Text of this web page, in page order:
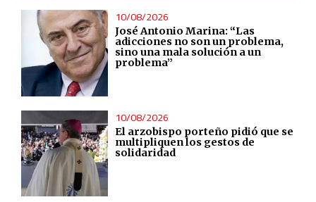
10/08/2026
José Antonio Marina: “Las
adicciones no son un problema,
sino una mala solución a un
problema”
10/08/2026
El arzobispo porteño pidió que se
multipliquen los gestos de
solidaridad